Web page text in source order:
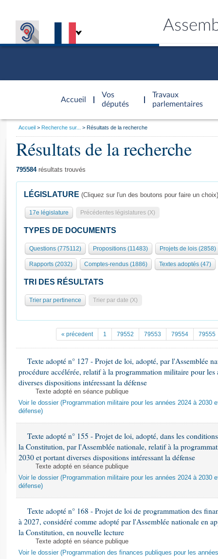
Accueil
d'accueil
Vos
députés
Travaux
parlementaires
Présidence
577 députés
Groupes politiques
Séance publique
Commissions et autres organes
Europe et International
Pétitions
Projets de loi
Propositions de loi
Amendements
Rapports d'information
Rapports d'enquête
Rapports législatifs
Rapports sur l'application des lois
Baromètre de l’application des lois
Budget et sécurité sociale
Questions écrites et orales
Comptes rendus des débats
Général
Rôle et pouvoirs de l'Assemblée
Organisation de l'Assemblée
Présidence Conférence des Présidents Bureau Collège des
Statistiques et chiffres clés
Documents de référence
( Constitution | Règlement de l'Assemblée ... )
Juniors
Anciennes législatures
Liens vers les sites publics
Visiter l'Assemblée
Visite virtuelle du palais Bourbon
Assister à une séance
La Bibliothèque
Contacts et plan d'accès
Photos libres de droit
Vous
Accueil Recherche sur... Résultats de la recherche
Résultats de la recherche
795584résultats trouvés
LÉGISLATURE (Cliquez sur l'un des boutons pour faire un choix)
17e législature Précédentes législatures (X)
TYPES DE DOCUMENTS
Questions (775112) Propositions (11483) Projets de lois (2858)
Rapports (2032) Comptes-rendus (1886) Textes adoptés (47)
TRI DES RÉSULTATS
Trier par pertinence Trier par date (X)
« précedent 1 79552 79553 79554 79555
Texte adopté n° 127 - Projet de loi, adopté, par l'Assemblée
procédure accélérée, relatif à la programmation militaire pour les
diverses dispositions intéressant la défense
Texte adopté en séance publique
Voir le dossier (Programmation militaire pour les années 2024 à 2030
défense)
Texte adopté n° 155 - Projet de loi, adopté, dans les
la Constitution, par l'Assemblée nationale, relatif à la
2030 et portant diverses dispositions intéressant la défense
Texte adopté en séance publique
Voir le dossier (Programmation militaire pour les années 2024 à 2030
défense)
Texte adopté n° 168 - Projet de loi de programmation des
à 2027, considéré comme adopté par l'Assemblée nationale en
la Constitution, en nouvelle lecture
Texte adopté en séance publique
Voir le dossier (Programmation des finances publiques pour les